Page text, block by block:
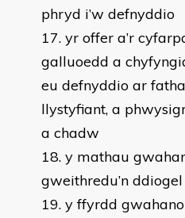
phryd i’w defnyddio
yr offer a’r
galluoedd a
eu defnyddio ar
llystyfiant, a
a chadw
y mathau
gweithredu’n
y ffyrdd